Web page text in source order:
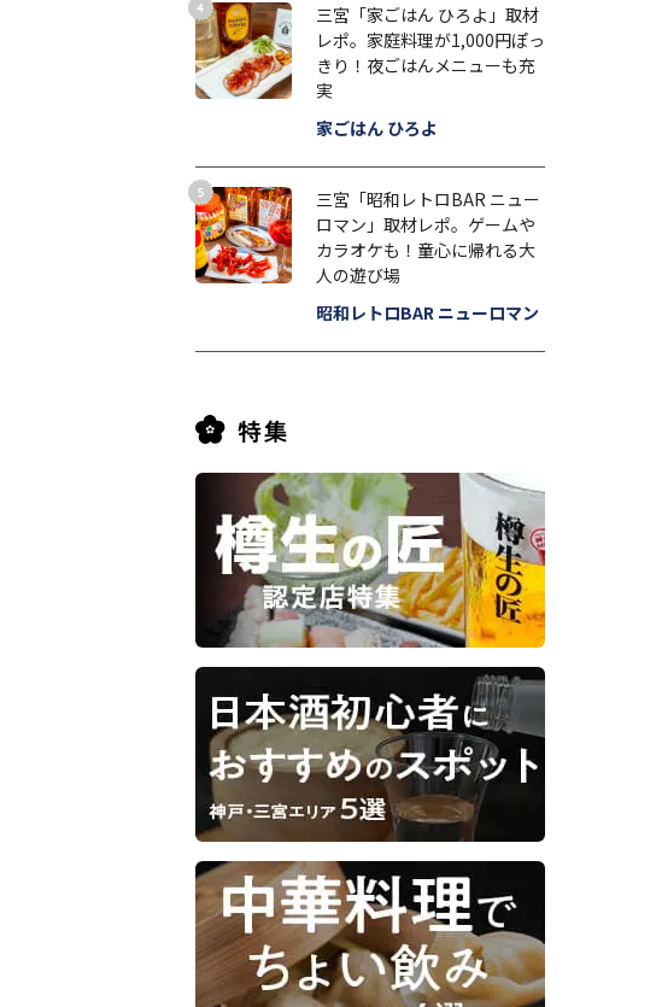
三宮「家ごはん ひろよ」取材
レポ。家庭料理が1,000円ぽっ
きり！夜ごはんメニューも充
実
家ごはん ひろよ
三宮「昭和レトロBAR ニュー
ロマン」取材レポ。ゲームや
カラオケも！童心に帰れる大
人の遊び場
昭和レトロBAR ニューロマン